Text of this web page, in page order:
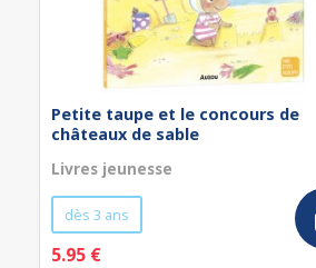
Petite taupe et le concours de
châteaux de sable
Livres jeunesse
dès 3 ans
5.95 €